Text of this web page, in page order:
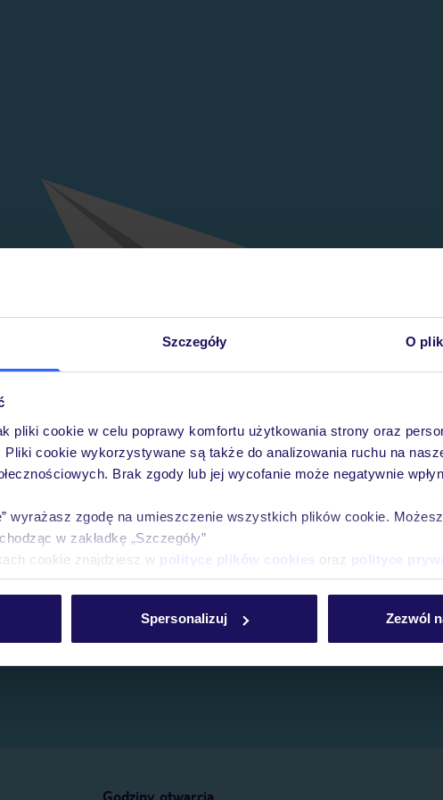
Szczegóły O
pliki cookie w celu poprawy komfortu użytkowania strony oraz
cookie wykorzystywane są także do analizowania ruchu na
Brak zgody lub jej wycofanie może negatywnie
wyrażasz zgodę na umieszczenie wszystkich plików cookie.
w zakładkę „Szczegóły”
cookie znajdziesz w polityce plików cookies oraz polityce
Spersonalizuj Zezwól
Godziny otwarcia